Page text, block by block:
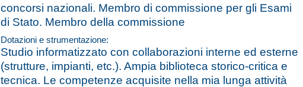
concorsi nazionali. Membro di commissione per gli Esami
di Stato. Membro della commissione
Dotazioni e strumentazione:
Studio informatizzato con collaborazioni interne ed esterne
(strutture, impianti, etc.). Ampia biblioteca storico-critica e
tecnica. Le competenze acquisite nella mia lunga attività